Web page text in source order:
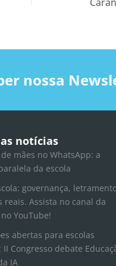
nossa
notícias
mães no WhatsApp: a
da escola
governança,
reais. Assista no canal da
YouTube!
abertas para escolas
II Congresso debate
IA